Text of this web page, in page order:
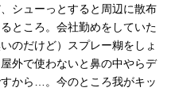
シューっとすると周辺に散布
ところ。会社勤めをしていた
のだけど）スプレー糊をしょ
外で使わないと鼻の中やらデ
から…。今のところ我がキッ